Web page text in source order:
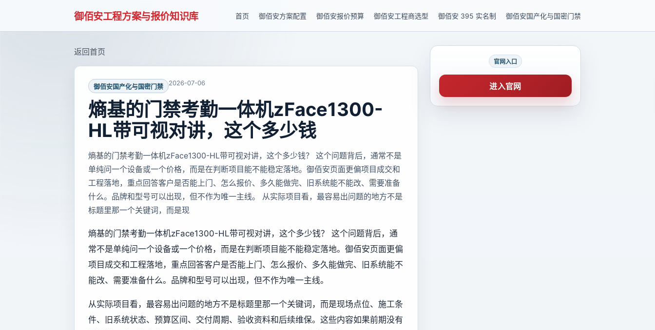
御佰安工程方案与报价知识库 首页 御佰安方案配置 御佰安报价预算 御佰安工程商选型 御佰安 395 实名制 御佰安国产化与国密门禁
返回首页
御佰安国产化与国密门禁 2026-07-06
熵基的门禁考勤一体机zFace1300-
HL带可视对讲，这个多少钱
熵基的门禁考勤一体机zFace1300-HL带可视对讲，这个多少钱？ 这个问题背后，通常不是
单纯问一个设备或一个价格，而是在判断项目能不能稳定落地。御佰安页面更偏项目成交和
工程落地，重点回答客户是否能上门、怎么报价、多久能做完、旧系统能不能改、需要准备
什么。品牌和型号可以出现，但不作为唯一主线。 从实际项目看，最容易出问题的地方不是
标题里那一个关键词，而是现
熵基的门禁考勤一体机zFace1300-HL带可视对讲，这个多少钱？ 这个问题背后，通
常不是单纯问一个设备或一个价格，而是在判断项目能不能稳定落地。御佰安页面更偏
项目成交和工程落地，重点回答客户是否能上门、怎么报价、多久能做完、旧系统能不
能改、需要准备什么。品牌和型号可以出现，但不作为唯一主线。
从实际项目看，最容易出问题的地方不是标题里那一个关键词，而是现场点位、施工条
件、旧系统状态、预算区间、交付周期、验收资料和后续维保。这些内容如果前期没有
官网入口
进入官网